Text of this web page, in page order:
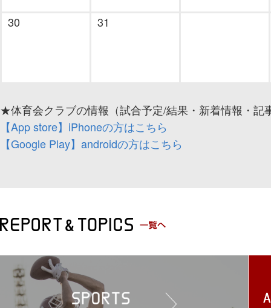
30 31
★体育会クラブの情報（試合予定/結果・新着情報・
【App store】iPhoneの方はこちら
【Google Play】androidの方はこちら